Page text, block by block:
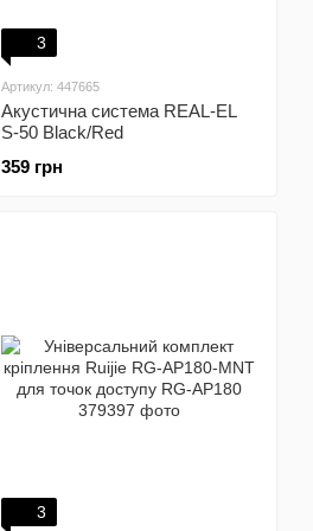
3
Артикул: 447665
Акустична система REAL-EL
S-50 Black/Red
359 грн
3